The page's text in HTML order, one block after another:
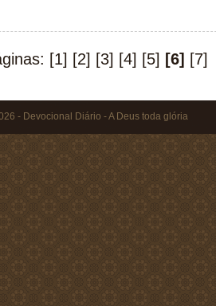
[1] [2] [3] [4] [5] [6] [7]
- Devocional Diário - A Deus toda glória